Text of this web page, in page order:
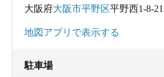
大阪府大阪市平野区平野西1-8-21
地図アプリで表示する
駐車場